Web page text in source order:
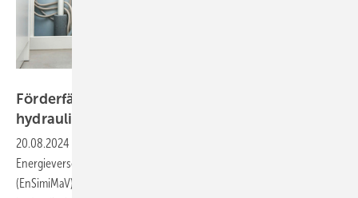
Förderfähige digitale Methode für den
hydraulischen
20.08.2024
Energieversorgung über mittelfristig wirksame Maßnahmen
(EnSimiMaV) sowie des Gebäudeenergiegesetzes (GEG) ist der